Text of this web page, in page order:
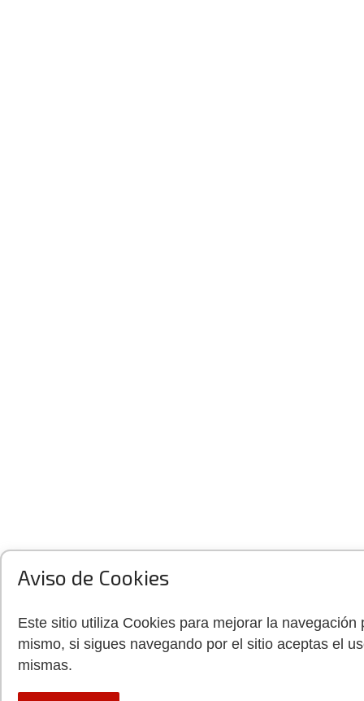
Aviso de Cookies
Este sitio utiliza Cookies para mejorar la navegación
mismo, si sigues navegando por el sitio aceptas el
mismas.